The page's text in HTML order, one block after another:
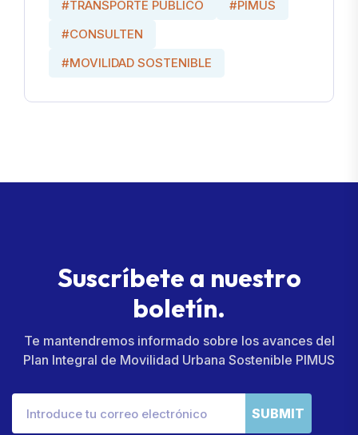
#TRANSPORTE PUBLICO
#PIMUS
#CONSULTEN
#MOVILIDAD SOSTENIBLE
Suscríbete a nuestro
boletín.
Te mantendremos informado sobre los avances del
Plan Integral de Movilidad Urbana Sostenible PIMUS
SUBMIT